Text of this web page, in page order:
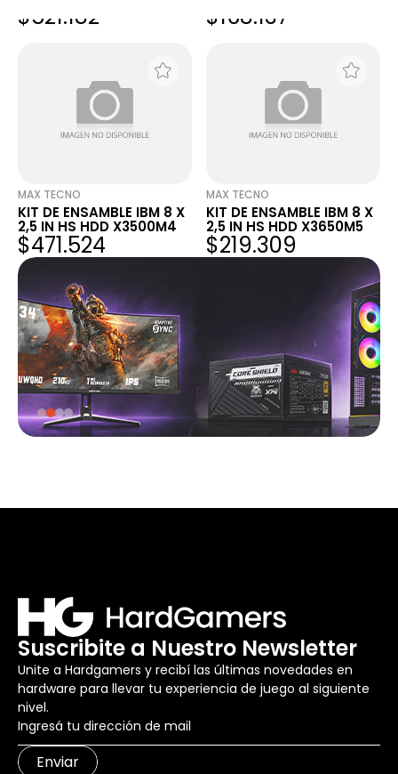
$521.182 $168.137
MAX TECNO
KIT DE ENSAMBLE IBM 8 X
2,5 IN HS HDD X3500M4
$471.524
MAX TECNO
KIT DE ENSAMBLE IBM 8 X
2,5 IN HS HDD X3650M5
$219.309
Suscribite a Nuestro Newsletter
Unite a Hardgamers y recibí las últimas novedades en
hardware para llevar tu experiencia de juego al siguiente
nivel.
Enviar